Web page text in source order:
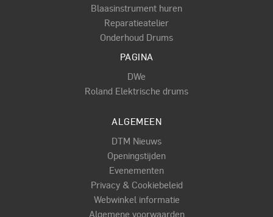
Blaasinstrument huren
Reparatieatelier
Onderhoud Drums
PAGINA
DWe
Roland Elektrische drums
ALGEMEEN
DTM Nieuws
Openingstijden
Evenementen
Privacy & Cookiebeleid
Webwinkel informatie
Algemene voorwaarden